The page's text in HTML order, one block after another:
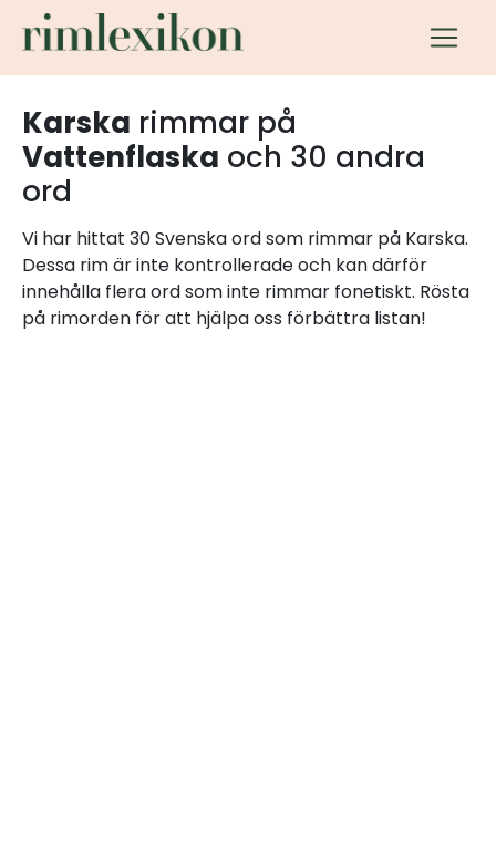
Karska rimmar på
Vattenflaska och 30 andra
ord
Vi har hittat 30 Svenska ord som rimmar på Karska.
Dessa rim är inte kontrollerade och kan därför
innehålla flera ord som inte rimmar fonetiskt. Rösta
på rimorden för att hjälpa oss förbättra listan!